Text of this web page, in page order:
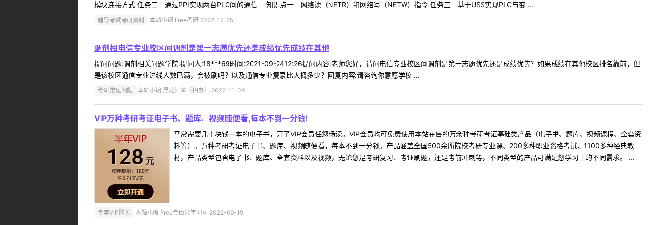
模块连接方式 任务二 通过PPI实现两台PLC间的通信 知识点一 网络读（NETR）和网络写（NETW）指令 任务三 基于USS实现PLC与变 ...
辅导考试考研资料 本站小编 Free考研 2022-12-25
调剂相电信专业校区间调剂是第一志愿优先还是成绩优先成绩在其他
提问问题:调剂相关问题学院:提问人:18***69时间:2021-09-2412:26提问内容:老师您好，请问电信专业校区间调剂是第一志愿优先还是成绩优先？如果成绩在其他校区排名靠前，但
是该校区通信专业过线人数已满，会被刷吗？以及通信专业复录比大概多少？回复内容:请咨询你意愿学校 ...
考研常见问题 本站小编 黑龙江省（招办） 2022-11-09
VIP万种考研考证电子书、题库、视频随便看,每本不到一分钱!
平常需要几十块钱一本的电子书，开了VIP会员任您畅读。VIP会员均可免费使用本站在售的万余种考研考证基础类产品（电子书、题库、视频课程、全套资
料等）。万种考研考证电子书、题库、视频随便看，每本不到一分钱。产品涵盖全国500余所院校考研专业课、200多种职业资格考试、1100多种经典教
材，产品类型包含电子书、题库、全套资料以及视频，无论您是考研复习、考证刷题，还是考前冲刺等，不同类型的产品可满足您学习上的不同需求。 ...
半年VIP购买 本站小编 Free壹佰分学习网 2022-09-19